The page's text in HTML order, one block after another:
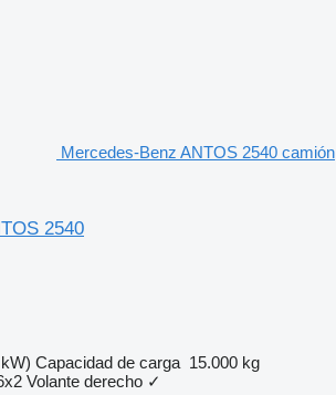
Mercedes-Benz ANTOS 2540 camión
2540
Capacidad de carga 15.000 kg
Volante derecho ✓